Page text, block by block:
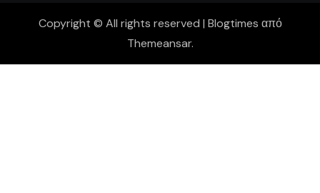
Copyright © All rights reserved | Blogtimes από
Themeansar.